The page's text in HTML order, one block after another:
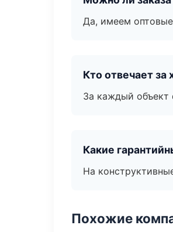
Да, имеем
Кто отвечает за
За каждый объект
Какие
На
Похожие